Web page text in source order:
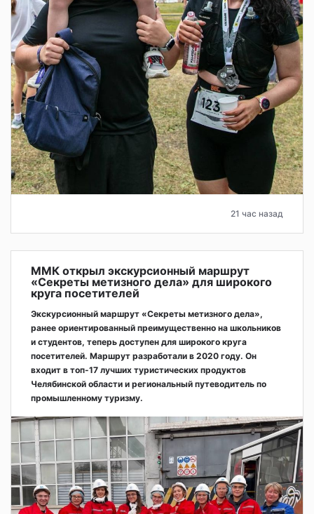
21 час назад
ММК открыл экскурсионный маршрут
«Секреты метизного дела» для широкого
круга посетителей
Экскурсионный маршрут «Секреты метизного дела»,
ранее ориентированный преимущественно на школьников
и студентов, теперь доступен для широкого круга
посетителей. Маршрут разработали в 2020 году. Он
входит в топ-17 лучших туристических продуктов
Челябинской области и региональный путеводитель по
промышленному туризму.